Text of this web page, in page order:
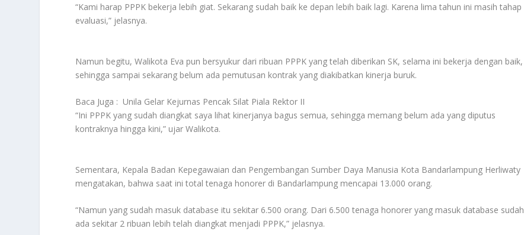
“Kami harap PPPK bekerja lebih giat. Sekarang sudah baik ke depan lebih baik lagi. Karena lima tahun ini masih tahap
evaluasi,” jelasnya.
Namun begitu, Walikota Eva pun bersyukur dari ribuan PPPK yang telah diberikan SK, selama ini bekerja dengan baik,
sehingga sampai sekarang belum ada pemutusan kontrak yang diakibatkan kinerja buruk.
Baca Juga : Unila Gelar Kejurnas Pencak Silat Piala Rektor II
“Ini PPPK yang sudah diangkat saya lihat kinerjanya bagus semua, sehingga memang belum ada yang diputus
kontraknya hingga kini,” ujar Walikota.
Sementara, Kepala Badan Kepegawaian dan Pengembangan Sumber Daya Manusia Kota Bandarlampung Herliwaty
mengatakan, bahwa saat ini total tenaga honorer di Bandarlampung mencapai 13.000 orang.
“Namun yang sudah masuk database itu sekitar 6.500 orang. Dari 6.500 tenaga honorer yang masuk database sudah
ada sekitar 2 ribuan lebih telah diangkat menjadi PPPK,” jelasnya.